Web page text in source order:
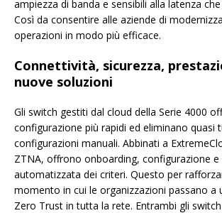
ampiezza di banda e sensibili alla latenza
Così da consentire alle aziende di
operazioni in modo più efficace.
Connettività, sicurezza,
nuove soluzioni
Gli switch gestiti dal cloud della Serie 4000
configurazione più rapidi ed eliminano quasi
configurazioni manuali. Abbinati a
ZTNA, offrono onboarding, configurazione e
automatizzata dei criteri. Questo per
momento in cui le organizzazioni passano a
Zero Trust in tutta la rete. Entrambi gli switch